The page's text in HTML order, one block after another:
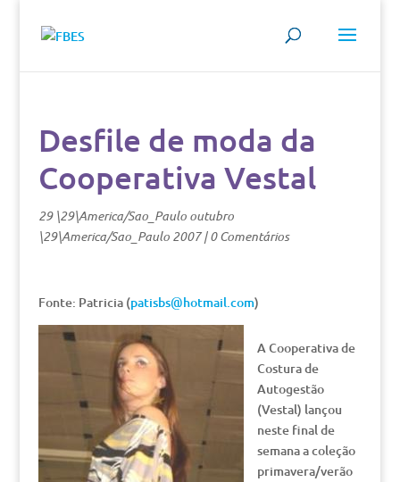
Desfile de moda da
Cooperativa Vestal
29 \29\America/Sao_Paulo outubro
\29\America/Sao_Paulo 2007|0 Comentários
Fonte: Patricia (patisbs@hotmail.com)
A Cooperativa de
Costura de
Autogestão
(Vestal) lançou
neste final de
semana a coleção
primavera/verão